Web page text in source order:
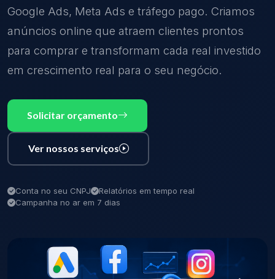
Google Ads, Meta Ads e tráfego pago. Criamos
anúncios online que atraem clientes prontos
para comprar e transformam cada real investido
em crescimento real para o seu negócio.
Solicitar orçamento
Ver nossos serviços
Conta no seu CNPJ
Relatórios em tempo real
Campanha no ar em 7 dias